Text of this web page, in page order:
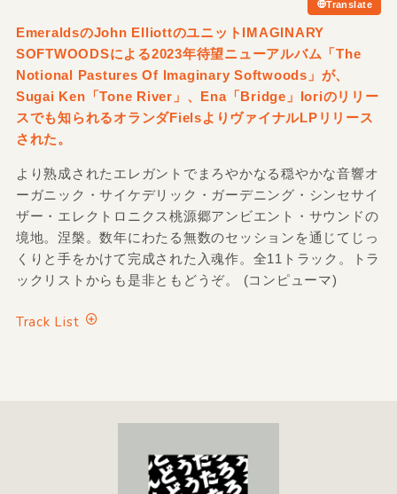
Translate
EmeraldsのJohn ElliottのユニットIMAGINARY
SOFTWOODSによる2023年待望ニューアルバム「The
Notional Pastures Of Imaginary Softwoods」が、
Sugai Ken「Tone River」、Ena「Bridge」Ioriのリリー
スでも知られるオランダFielsよりヴァイナルLPリリース
された。
より熟成されたエレガントでまろやかなる穏やかな音響オ
ーガニック・サイケデリック・ガーデニング・シンセサイ
ザー・エレクトロニクス桃源郷アンビエント・サウンドの
境地。涅槃。数年にわたる無数のセッションを通じてじっ
くりと手をかけて完成された入魂作。全11トラック。トラ
ックリストからも是非ともどうぞ。 (コンピューマ)
Track List